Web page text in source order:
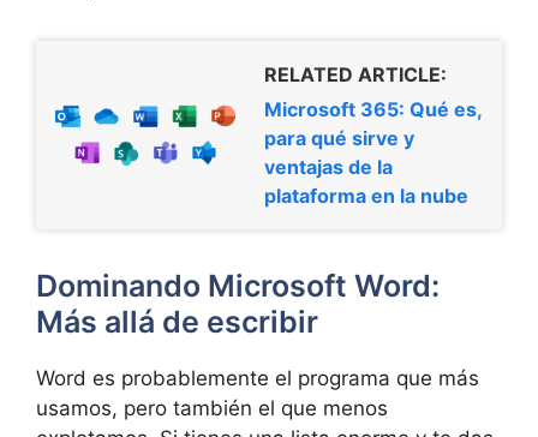
RELATED ARTICLE:
Microsoft 365: Qué es,
para qué sirve y
ventajas de la
plataforma en la nube
Dominando Microsoft Word:
Más allá de escribir
Word es probablemente el programa que más
usamos, pero también el que menos